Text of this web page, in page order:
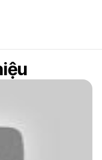
giới thiệu